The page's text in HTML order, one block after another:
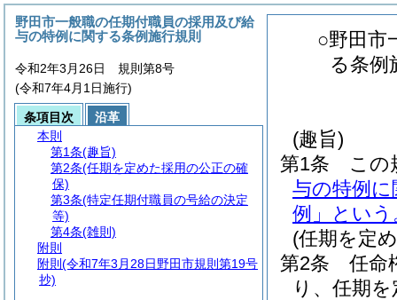
○野田市
る条例
(趣旨)
第1条
この
与の特例
例」という
(任期を定
第2条
任命
り、任期
野田市一般職の任期付職員の採用及び給
与の特例に関する条例施行規則
令和2年3月26日 規則第8号
(令和7年4月1日施行)
条項目次
沿革
本則
第1条(趣旨)
第2条(任期を定めた採用の公正の確
保)
第3条(特定任期付職員の号給の決定
等)
第4条(雑則)
附則
附則 (令和7年3月28日野田市規則第19号
抄)